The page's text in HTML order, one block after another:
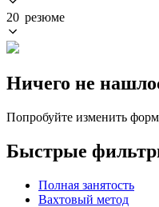
20 резюме
Ничего не
Попробуйте изменить
Быстрые
Полная занятость
Вахтовый метод